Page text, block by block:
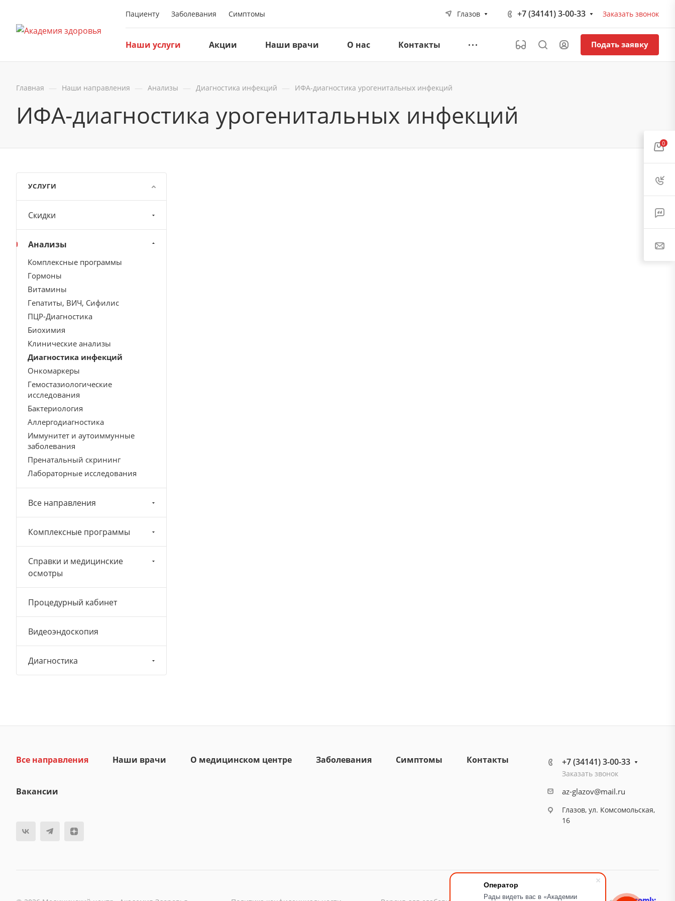
Оператор
Рады видеть вас в «Академии
Пациенту Заболевания Симптомы Глазов +7 (34141) 3-00-33 Заказать звонок
Наши услуги Акции Наши врачи О нас Контакты Подать заявку
Главная — Наши направления — Анализы — Диагностика инфекций — ИФА-диагностика урогенитальных инфекций
ИФА-диагностика урогенитальных инфекций
УСЛУГИ
Скидки
Анализы
Комплексные программы
Гормоны
Витамины
Гепатиты, ВИЧ, Сифилис
ПЦР-Диагностика
Биохимия
Клинические анализы
Диагностика инфекций
Онкомаркеры
Гемостазиологические
исследования
Бактериология
Аллергодиагностика
Иммунитет и аутоиммунные
заболевания
Пренатальный скрининг
Лабораторные исследования
Все направления
Комплексные программы
Справки и медицинские
осмотры
Процедурный кабинет
Видеоэндоскопия
Диагностика
Все направления Наши врачи О медицинском центре Заболевания Симптомы Контакты
Вакансии
+7 (34141) 3-00-33
Заказать звонок
az-glazov@mail.ru
Глазов, ул. Комсомольская,
16
0